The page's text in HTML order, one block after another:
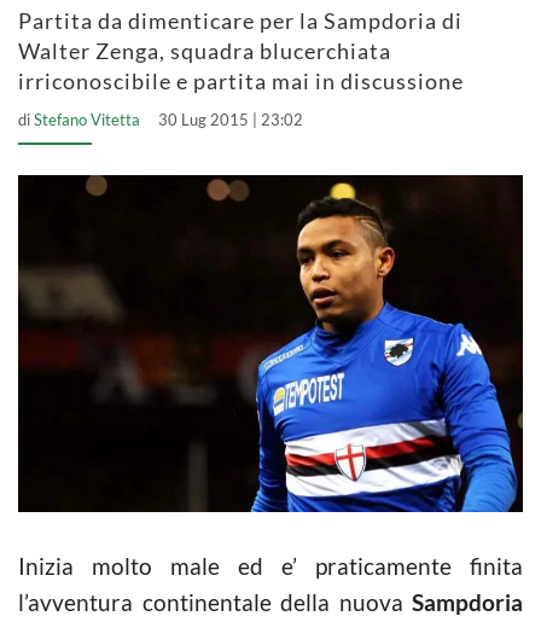
Partita da dimenticare per la Sampdoria di
Walter Zenga, squadra blucerchiata
irriconoscibile e partita mai in discussione
diStefano Vitetta 30 Lug 2015 | 23:02
Inizia molto male ed e’ praticamente finita
l’avventura continentale della nuova Sampdoria